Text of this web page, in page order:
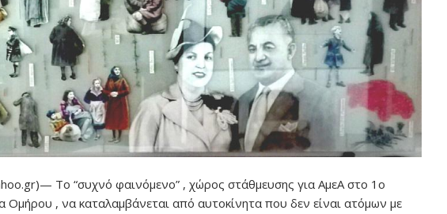
Το “συχνό φαινόμενο” , χώρος στάθμευσης για ΑμεΑ στο 1ο
Ομήρου , να καταλαμβάνεται από αυτοκίνητα που δεν είναι ατόμων με